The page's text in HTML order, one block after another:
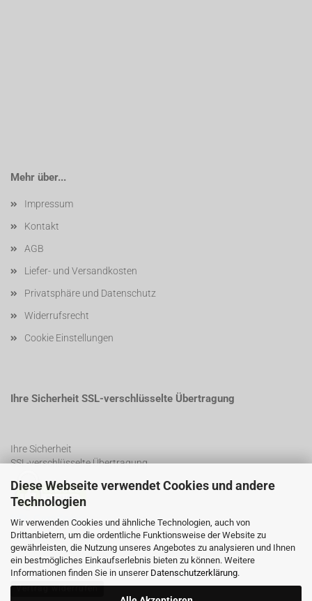
Diese Webseite verwendet Cookies und andere
Technologien
Wir verwenden Cookies und ähnliche Technologien, auch von
Drittanbietern, um die ordentliche Funktionsweise der Website zu
gewährleisten, die Nutzung unseres Angebotes zu analysieren und Ihnen
ein bestmögliches Einkaufserlebnis bieten zu können. Weitere
Informationen finden Sie in unserer Datenschutzerklärung.
Mehr über...
Impressum
Kontakt
AGB
Liefer- und Versandkosten
Privatsphäre und Datenschutz
Widerrufsrecht
Cookie Einstellungen
Ihre Sicherheit SSL-verschlüsselte Übertragung
Ihre Sicherheit
SSL-verschlüsselte Übertragung
SSL Certificate
Vertrag widerrufen